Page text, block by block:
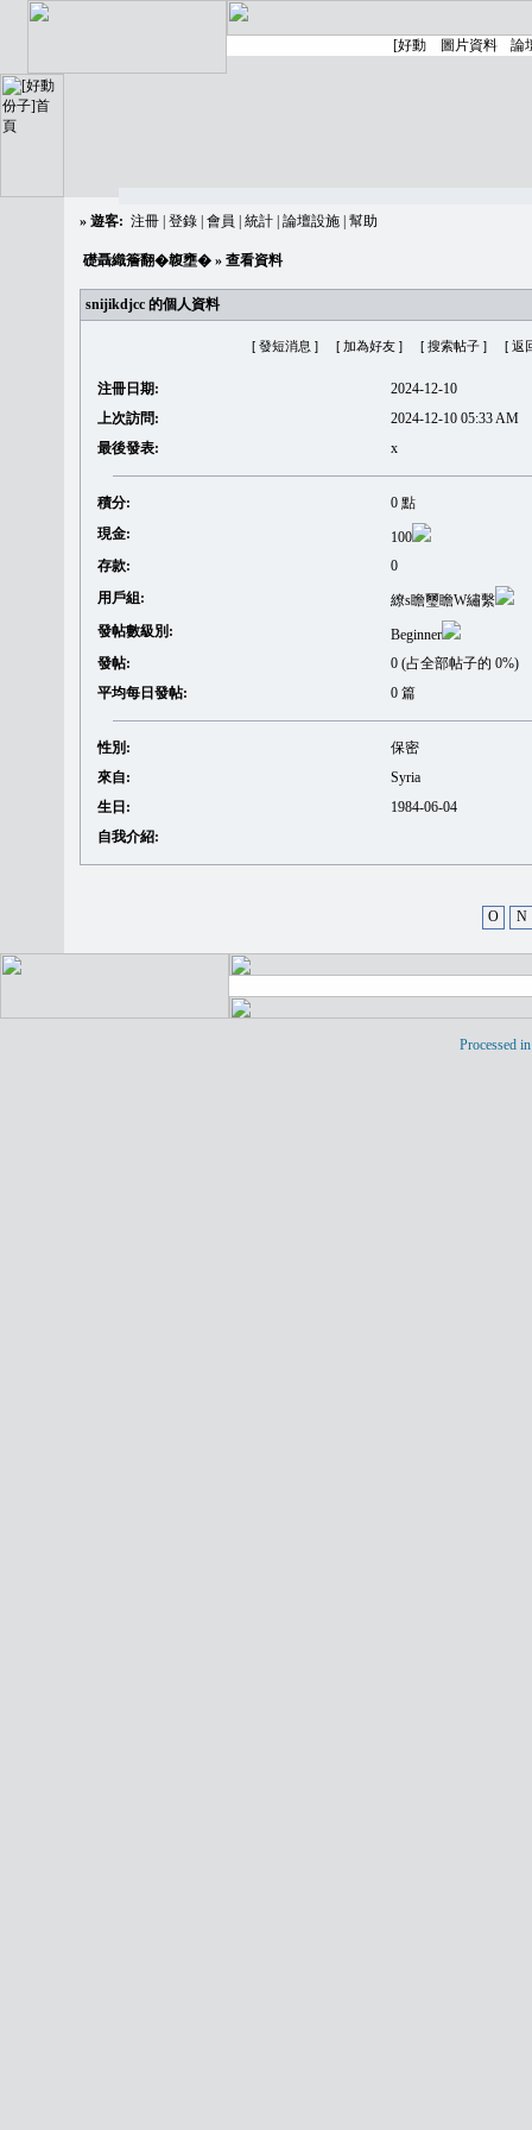
» 遊客: 注冊 登錄 會員 統計 論壇設施 幫助
礎聶織簷翻�䪖壅� » 查看資料
snijikdjcc 的個人資料
[ 發短消息 ] [ 加為好友 ] [ 搜索帖子 ] [ 返
注冊日期:
2024-12-10
上次訪問:
2024-12-10 05:33 AM
最後發表:
x
積分:
0 點
現金:
100
存款:
0
用戶組:
繚s瞻璽瞻W繡繫
發帖數級別:
Beginner
發帖:
0 (占全部帖子的 0%)
平均每日發帖:
0 篇
性別:
保密
來自:
Syria
生日:
1984-06-04
自我介紹:
O N
Processed